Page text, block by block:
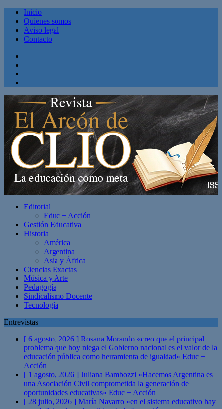
Inicio
Quienes somos
Aviso legal
Contacto
Editorial
Educ + Acción
Gestión Educativa
Historia
América
Argentina
Asia y África
Ciencias Exactas
Música y Arte
Pedagogía
Sindicalismo Docente
Tecnología
Entrevistas
[ 6 agosto, 2026 ] Rosana Morando «creo que el principal
problema que hoy niega el Gobierno nacional es el valor de la
educación pública como herramienta de igualdad» Educ +
Acción
[ 1 agosto, 2026 ] Juliana Bambozzi «Hacemos Argentina es
una Asociación Civil comprometida la generación de
oportunidades educativas» Educ + Acción
[ 28 julio, 2026 ] María Navarro «en el sistema educativo hay